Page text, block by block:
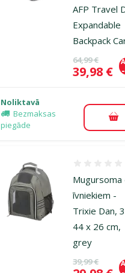
AFP Travel
Expandable
Backpack
Oriģinālā
64,99 €
Cena
39,98 €
Noliktavā
Bezmaksas
piegāde
īvniekiem -
Trixie Dan,
44 x 26 cm,
grey
Oriģinālā
39,99 €